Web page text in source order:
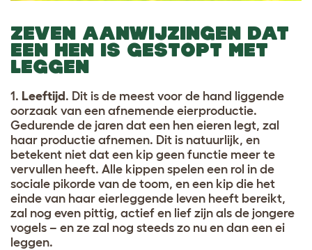
ZEVEN AANWIJZINGEN DAT
EEN HEN IS GESTOPT MET
LEGGEN
1. Leeftijd. Dit is de meest voor de hand liggende
oorzaak van een afnemende eierproductie.
Gedurende de jaren dat een hen eieren legt, zal
haar productie afnemen. Dit is natuurlijk, en
betekent niet dat een kip geen functie meer te
vervullen heeft. Alle kippen spelen een rol in de
sociale pikorde van de toom, en een kip die het
einde van haar eierleggende leven heeft bereikt,
zal nog even pittig, actief en lief zijn als de jongere
vogels – en ze zal nog steeds zo nu en dan een ei
leggen.